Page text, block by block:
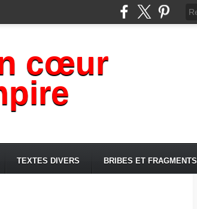
cœur
TEXTES DIVERS BRIBES ET FRAGMENTS